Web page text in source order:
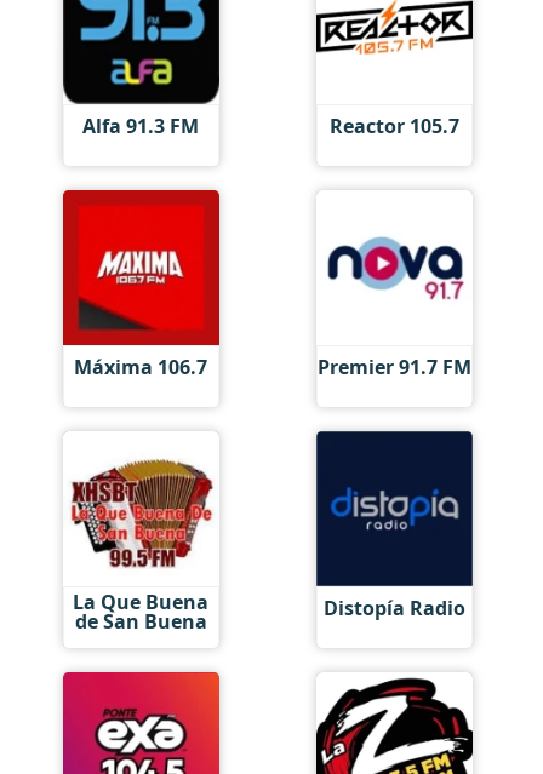
Alfa 91.3 FM Reactor 105.7
Máxima 106.7 Premier 91.7 FM
La Que Buena
de San Buena Distopía Radio